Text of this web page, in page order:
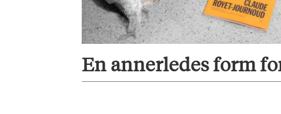
journoud
En annerledes form